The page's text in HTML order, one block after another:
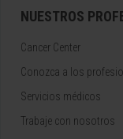
NUESTROS
Cancer Center
Conozca a los
Servicios médicos
Trabaje con nosotros